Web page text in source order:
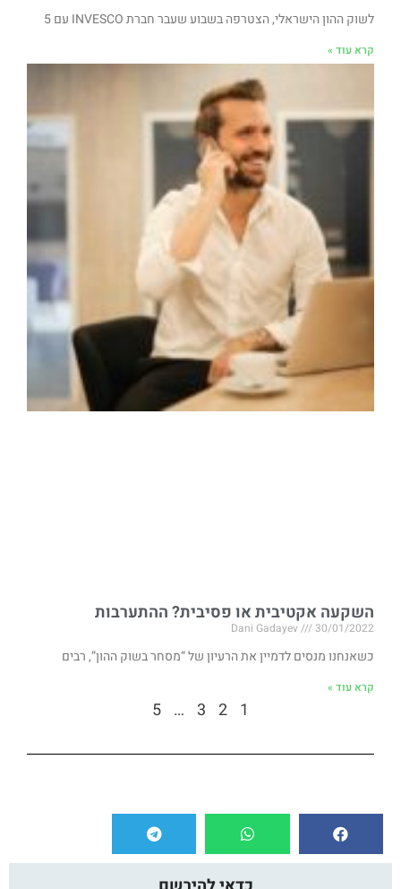
לשוק ההון הישראלי, הצטרפה בשבוע שעבר חברת INVESCO עם 5
קרא עוד »
השקעה אקטיבית או פסיבית? ההתערבות
Dani Gadayev 30/01/2022
כשאנחנו מנסים לדמיין את הרעיון של “מסחר בשוק ההון”, רבים
קרא עוד »
1
2
3
…
5